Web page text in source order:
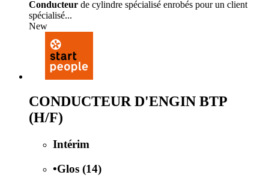
Conducteur de cylindre spécialisé enrobés pour un client
spécialisé...
New
CONDUCTEUR D'ENGIN BTP
(H/F)
Intérim
•Glos (14)